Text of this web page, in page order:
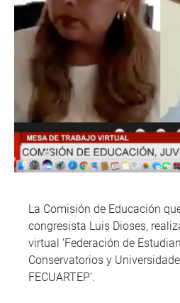
La Comisión de Educación
congresista Luis Dioses,
virtual ‘Federación de
Conservatorios y
FECUARTEP’.